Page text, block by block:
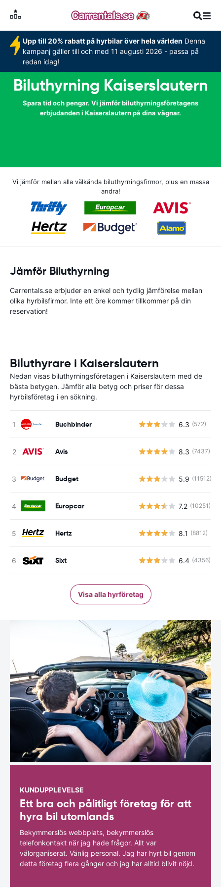
Upp till 20% rabatt på hyrbilar över hela världen Denna
kampanj gäller till och med 11 augusti 2026 - passa på
redan idag!
Biluthyrning Kaiserslautern
Spara tid och pengar. Vi jämför biluthyrningsföretagens
erbjudanden i Kaiserslautern på dina vägnar.
Vi jämför mellan alla välkända biluthyrningsfirmor, plus en massa
andra!
Jämför Biluthyrning
Carrentals.se erbjuder en enkel och tydlig jämförelse mellan
olika hyrbilsfirmor. Inte ett öre kommer tillkommer på din
reservation!
Biluthyrare i Kaiserslautern
Nedan visas biluthyrningsföretagen i Kaiserslautern med de
bästa betygen. Jämför alla betyg och priser för dessa
hyrbilsföretag i en sökning.
Buchbinder 6.3 (572)
Avis 8.3 (7437)
Budget 5.9 (11512)
Europcar 7.2 (10251)
Hertz 8.1 (8812)
Sixt 6.4 (4356)
Visa alla hyrföretag
KUNDUPPLEVELSE
Ett bra och pålitligt företag för att
hyra bil utomlands
Bekymmerslös webbplats, bekymmerslös
telefonkontakt när jag hade frågor. Allt var
välorganiserat. Vänlig personal. Jag har hyrt bil genom
detta företag flera gånger och jag har alltid blivit nöjd.